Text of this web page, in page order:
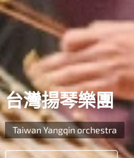
台灣揚琴樂團
Taiwan Yangqin orchestra